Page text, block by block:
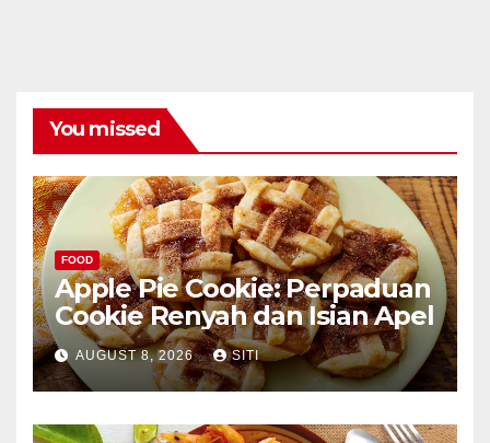
You missed
FOOD
Apple Pie Cookie: Perpaduan
Cookie Renyah dan Isian Apel
AUGUST 8, 2026 SITI